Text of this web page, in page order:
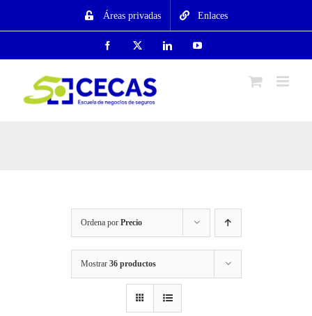
Áreas privadas Enlaces
Facebook LinkedInYouTube
Ordena por Precio
Mostrar 36 productos